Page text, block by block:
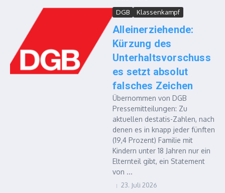
DGB Klassenkampf
Alleinerziehende:
Kürzung des
Unterhaltsvorschuss
es setzt absolut
falsches Zeichen
Übernommen von DGB
Pressemitteilungen: Zu
aktuellen destatis-Zahlen, nach
denen es in knapp jeder fünften
(19,4 Prozent) Familie mit
Kindern unter 18 Jahren nur ein
Elternteil gibt, ein Statement
von ...
23. Juli 2026